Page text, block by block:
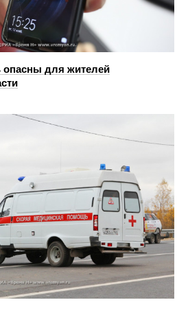
опасны для жителей